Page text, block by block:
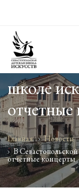
В
школе
Главная
Новости
В
отчетные концерты